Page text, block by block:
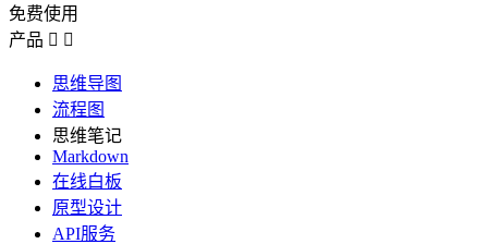
免费使用
产品  
思维导图
流程图
思维笔记
Markdown
在线白板
原型设计
API服务